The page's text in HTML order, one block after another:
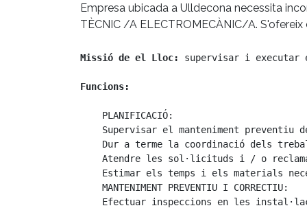
Empresa ubicada a Ulldecona necessita
TÈCNIC /A ELECTROMECÀNIC/A.
Missió de el Lloc: supervisar i executar
Funcions:
    PLANIFICACIÓ:
Supervisar el manteniment preventiu
Dur a terme la coordinació dels
Atendre les sol·licituds i / o
Estimar els temps i els materials
    MANTENIMENT PREVENTIU I CORRECTIU:
Efectuar inspeccions en les